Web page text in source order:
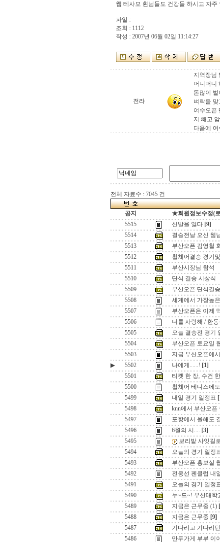
웹 테사모 횐님들도 건강들 하시고 자주
파일 :
조회 : 1112
작성 : 2007년 06월 02일 11:14:27
전라
지역장님
머니머니
돈많이
벼락을
여수오픈
저 빼고
다음에
전체 자료수 : 7045 건
공지
★회원정보수정(
5515
신발을 잃다 [9]
5514
결승전날 오신 웹
5513
부산오픈 김영철
5512
휠체어결승 경기
5511
부산시장님 참석
5510
단식 결승 시상식
5509
부산오픈 단식결
5508
세계에서 가장높
5507
부산오픈은 이제
5506
너를 사랑해 / 한
5505
오늘 결승전 경기
5504
부산오픈 토요일
5503
지금 부산오픈에
▶
5502 나에게......! [1]
5501
티켓 한 장, 수건
5500
휠체어 테니스에
5499
내일 경기 일정표
5498
knn에서 부산오픈
5497
포항에서 올해도
5496
6월의 시.... [3]
5495
보리밭 사잇길
5494
오늘의 경기 일정
5493
부산오픈 홍보실
5492
전웅선 펜클럽 내
5491
오늘의 경기 일정
5490
누~드~! 부산대학
5489
지금은 근무중 (1)
5488
지금은 근무중 [9]
5487
기다리고 기다리
5486
만두가게 부부 이